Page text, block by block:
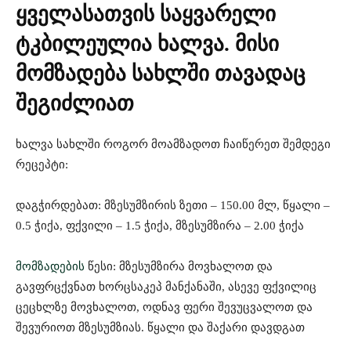
ყველასათვის საყვარელი
ტკბილეულია ხალვა. მისი
მომზადება სახლში თავადაც
შეგიძლიათ
ხალვა სახლში როგორ მოამზადოთ ჩაიწერეთ შემდეგი
რეცეპტი:
დაგჭირდებათ: მზესუმზირის ზეთი – 150.00 მლ, წყალი –
0.5 ჭიქა, ფქვილი – 1.5 ჭიქა, მზესუმზირა – 2.00 ჭიქა
მომზადების წესი: მზესუმზირა მოვხალოთ და
გავფრცქვნათ ხორცსაკეპ მანქანაში, ასევე ფქვილიც
ცეცხლზე მოვხალოთ, ოდნავ ფერი შევუცვალოთ და
შევურიოთ მზესუმზიას. წყალი და შაქარი დავდგათ